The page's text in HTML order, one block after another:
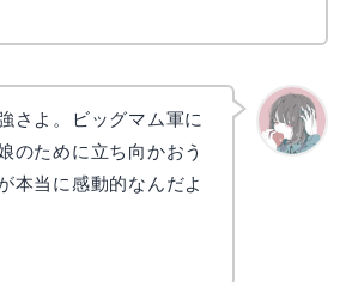
さよ。ビッグマム軍に
のために立ち向かおう
本当に感動的なんだよ